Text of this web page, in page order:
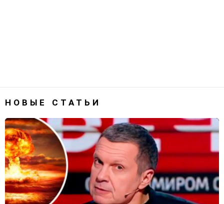
НОВЫЕ СТАТЬИ